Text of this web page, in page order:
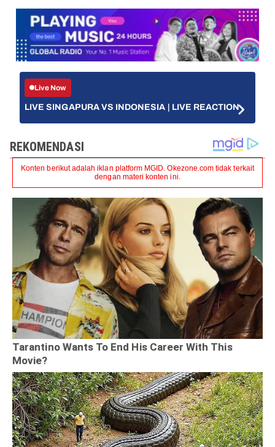
Live Now
LIVE SINGAPURA VS INDONESIA | LIVE REACTION